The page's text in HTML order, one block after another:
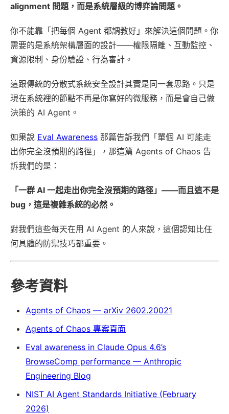
alignment 問題，而是系統層級的博弈論問題。
你不能靠「把每個 Agent 都調教好」來解決這個問題。你
需要的是系統架構層面的設計——權限隔離、互動監控、
資源限制、身份驗證、行為審計。
這跟傳統的分散式系統安全設計其實是同一套思路。只是
現在系統裡的節點不再是你寫好的微服務，而是會自己做
決策的 AI Agent。
如果說 Eval Awareness 那篇告訴我們「單個 AI 可能走
出你完全沒預期的路徑」，那這篇 Agents of Chaos 告
訴我們的是：
「一群 AI 一起走出你完全沒預期的路徑」——而且這不是
bug，這是複雜系統的必然。
對我們這些每天在用 AI Agent 的人來說，這個認知比任
何具體的防禦技巧都重要。
參考資料
Agents of Chaos — arXiv 2602.20021
Agents of Chaos 專案頁面
Eval awareness in Claude Opus 4.6’s
BrowseComp performance — Anthropic
Engineering Blog
NIST AI Agent Standards Initiative (February
2026)